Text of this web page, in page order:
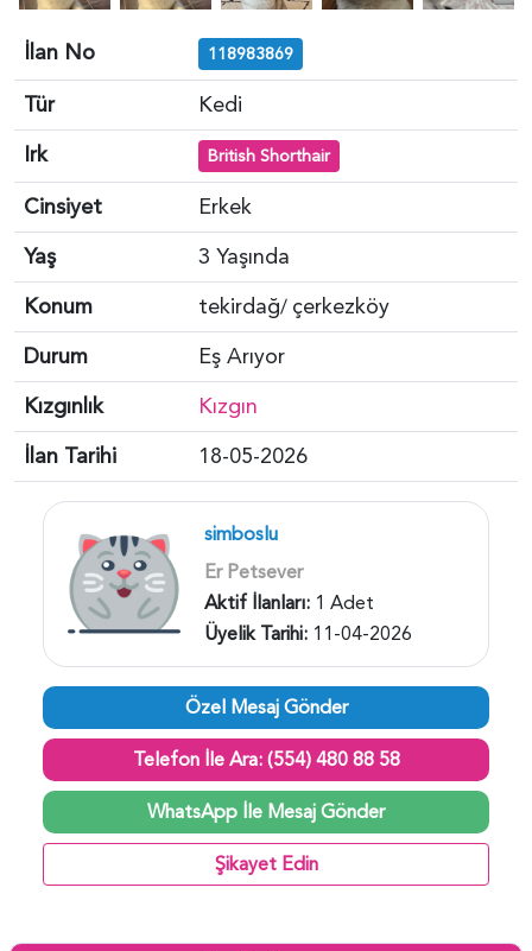
İlan No 118983869
Tür
Kedi
Irk
British Shorthair
Cinsiyet
Erkek
Yaş
3 Yaşında
Konum
tekirdağ/ çerkezköy
Durum
Eş Arıyor
Kızgınlık
Kızgın
İlan Tarihi
18-05-2026
simboslu
Er Petsever
Aktif İlanları: 1 Adet
Üyelik Tarihi: 11-04-2026
Özel Mesaj Gönder
Telefon İle Ara: (554) 480 88 58
WhatsApp İle Mesaj Gönder
Şikayet Edin